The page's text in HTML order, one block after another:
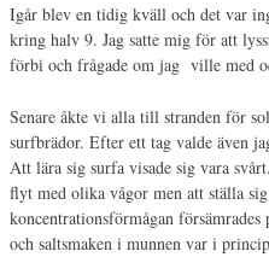
Igår blev en tidig kväll och det var
kring halv 9. Jag satte mig för att
förbi och frågade om jag ville med
Senare åkte vi alla till stranden för
surfbrädor. Efter ett tag valde även
Att lära sig surfa visade sig vara
flyt med olika vågor men att ställa
koncentrationsförmågan
och saltsmaken i munnen var i